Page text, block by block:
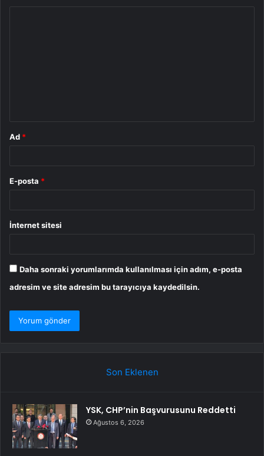
Ad *
E-posta *
İnternet sitesi
Daha sonraki yorumlarımda kullanılması için adım, e-posta
adresim ve site adresim bu tarayıcıya kaydedilsin.
Son Eklenen
YSK, CHP’nin Başvurusunu Reddetti
Ağustos 6, 2026